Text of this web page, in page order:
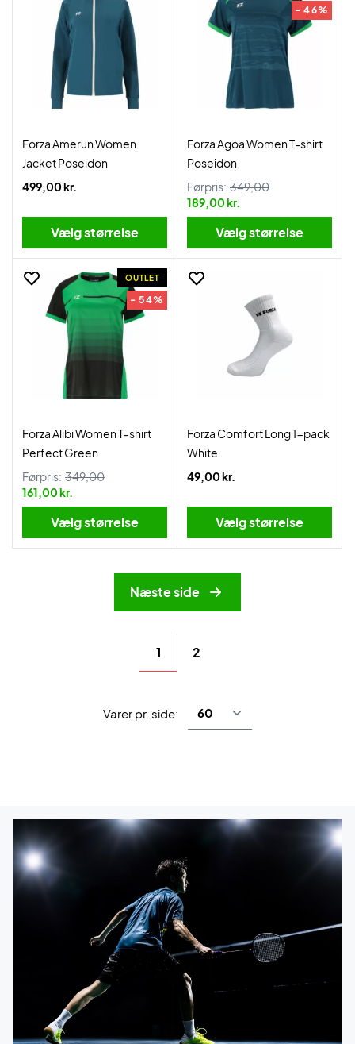
Forza Amerun Women
Jacket Poseidon
499,00 kr.
Vælg størrelse
- 46%
Forza Agoa Women T-shirt
Poseidon
Førpris: 349,00
189,00 kr.
Vælg størrelse
OUTLET
- 54%
Forza Alibi Women T-shirt
Perfect Green
Førpris: 349,00
161,00 kr.
Vælg størrelse
Forza Comfort Long 1-pack
White
49,00 kr.
Vælg størrelse
Næste side
1 2
Varer pr. side: